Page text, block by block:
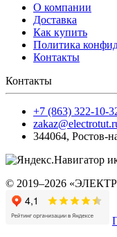
О компании
Доставка
Как купить
Политика
Контакты
Контакты
+7 (863) 322-10-
344064, Ростов-
© 2019–2026